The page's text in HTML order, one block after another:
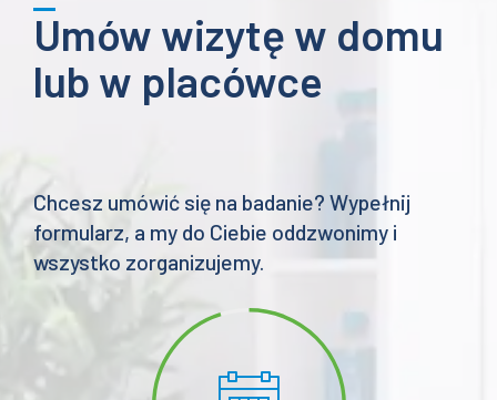
Umów wizytę w domu
lub w placówce
Chcesz umówić się na badanie? Wypełnij
formularz, a my do Ciebie oddzwonimy i
wszystko zorganizujemy.